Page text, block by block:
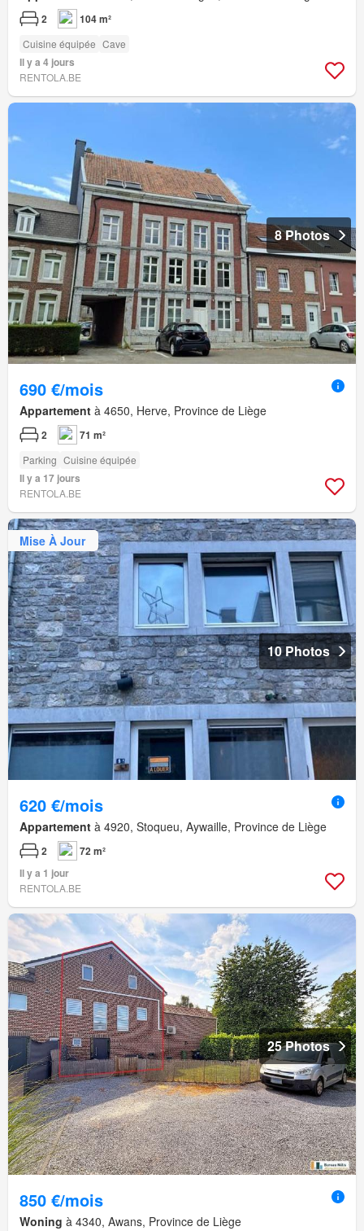
2 104 m²
Cuisine équipée Cave
Il y a 4 jours
RENTOLA.BE
8 Photos
690 €/mois
Appartement à 4650, Herve, Province de Liège
2 71 m²
Parking Cuisine équipée
Il y a 17 jours
RENTOLA.BE
Mise À Jour
10 Photos
620 €/mois
Appartement à 4920, Stoqueu, Aywaille, Province de Liège
2
72 m²
Il y a 1 jour
RENTOLA.BE
25 Photos
850 €/mois
Woning à 4340, Awans, Province de Liège